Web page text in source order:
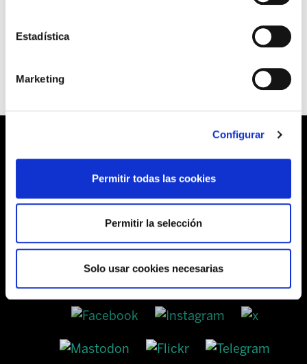
Estadística
Marketing
Configurar
Permitir todas las cookies
Permitir la selección
Solo usar cookies necesarias
denominado Anitza que presentará también propuestas conjuntas.
Barrainkua, 13 48009 BILBO
Tel:944 03 77 00
SEDES